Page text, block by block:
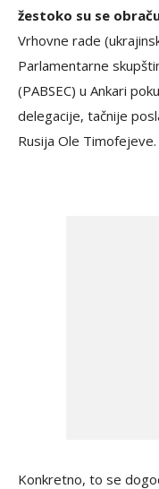
žestoko su se
Vrhovne rade
Parlamentarne
(PABSEC) u Ankari
delegacije, tačnije
Rusija Ole Timofejeve.
Konkretno, to se